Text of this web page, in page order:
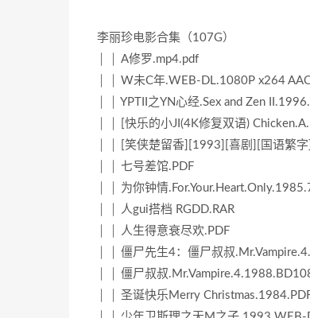
李丽珍电影合集（107G）
│ │ A修罗.mp4.pdf
│ │ W未C年.WEB-DL.1080P x264
│ │ YPTII之YN心经.Sex and Zen
│ │ [快乐的小JI(4K修复双语)
│ │ [笑侠楚留香][1993][喜剧][国语繁
│ │ 七号差馆.PDF
│ │ 为你钟情
│ │ 人gui搭档 RGDD.RAR
│ │ 人生得意衰尽欢.PDF
│ │ 僵尸先生4：僵尸叔叔
│ │ 僵尸叔叔
│ │ 圣诞快乐Merry